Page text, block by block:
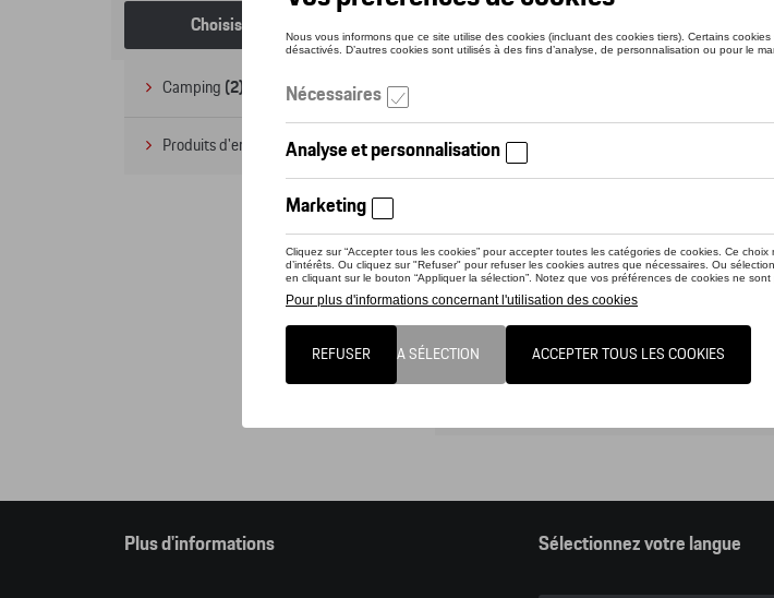
Choisissez un modèle
Camping (2)
Produits d'entretien(1)
Cet online shop vous présente une sélection
pouvez consulter notre Moteur de recherche
Attention, en cliquant sur le lien du catalogue
commander des articles en ligne.
Catalogue Porsche
Plus d'informations Sélectionnez votre langue